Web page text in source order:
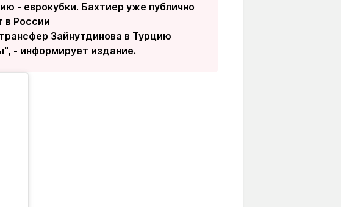
- еврокубки. Бахтиер уже публично
в России
Зайнутдинова в Турцию
- информирует издание.